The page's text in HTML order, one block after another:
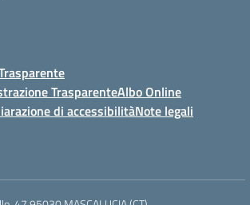
TrasparenteAlbo Online
di accessibilitàNote legali